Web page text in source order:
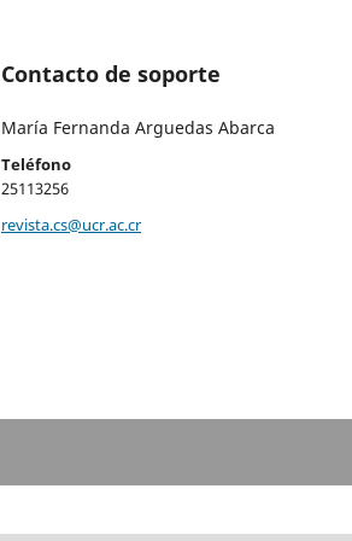
Contacto de soporte
María Fernanda Arguedas Abarca
Teléfono
25113256
revista.cs@ucr.ac.cr